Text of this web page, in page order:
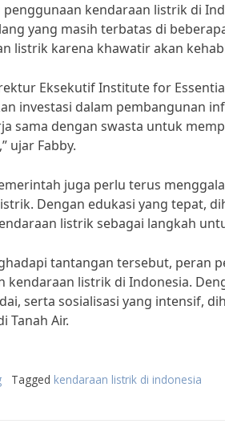
kendaraan listrik di
yang masih terbatas di
listrik karena khawatir akan
Eksekutif Institute for
investasi dalam pembangunan
sama dengan swasta untuk
ujar Fabby.
juga perlu terus
Dengan edukasi yang tepat,
listrik sebagai langkah
tantangan tersebut, peran
kendaraan listrik di Indonesia.
serta sosialisasi yang intensif,
Tanah Air.
Tagged kendaraan listrik di indonesia